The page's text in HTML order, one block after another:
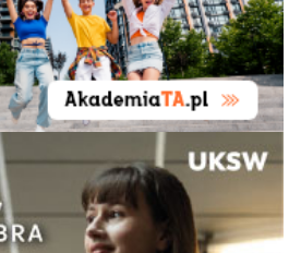
73-82 61-72 62-70 -
92+ 90+ 90+ -
— — — -
92+ 90+